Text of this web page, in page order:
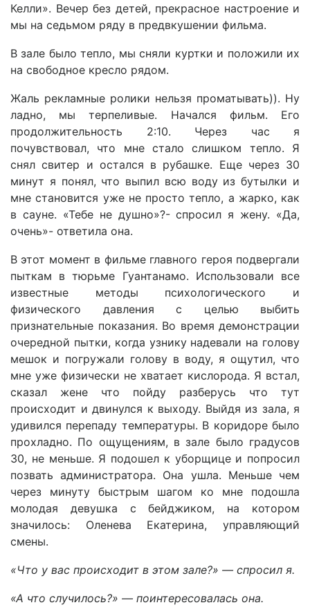
Келли». Вечер без детей, прекрасное настроение и
мы на седьмом ряду в предвкушении фильма.
В зале было тепло, мы сняли куртки и положили их
на свободное кресло рядом.
Жаль рекламные ролики нельзя проматывать)). Ну
ладно, мы терпеливые. Начался фильм. Его
продолжительность 2:10. Через час я
почувствовал, что мне стало слишком тепло. Я
снял свитер и остался в рубашке. Еще через 30
минут я понял, что выпил всю воду из бутылки и
мне становится уже не просто тепло, а жарко, как
в сауне. «Тебе не душно»?- спросил я жену. «Да,
очень»- ответила она.
В этот момент в фильме главного героя подвергали
пыткам в тюрьме Гуантанамо. Использовали все
известные методы психологического и
физического давления с целью выбить
признательные показания. Во время демонстрации
очередной пытки, когда узнику надевали на голову
мешок и погружали голову в воду, я ощутил, что
мне уже физически не хватает кислорода. Я встал,
сказал жене что пойду разберусь что тут
происходит и двинулся к выходу. Выйдя из зала, я
удивился перепаду температуры. В коридоре было
прохладно. По ощущениям, в зале было градусов
30, не меньше. Я подошел к уборщице и попросил
позвать администратора. Она ушла. Меньше чем
через минуту быстрым шагом ко мне подошла
молодая девушка с бейджиком, на котором
значилось: Оленева Екатерина, управляющий
смены.
«Что у вас происходит в этом зале?» — спросил я.
«А что случилось?» — поинтересовалась она.